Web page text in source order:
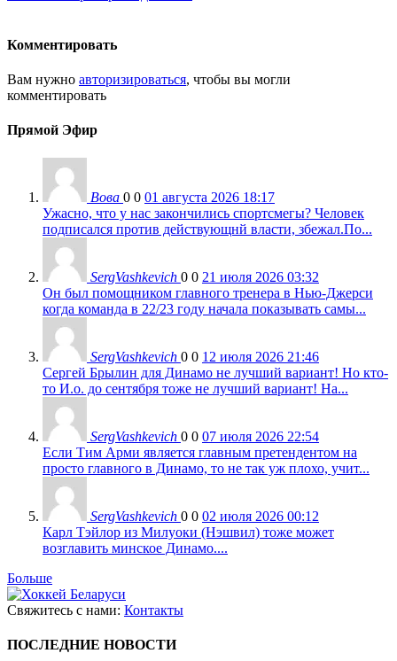
Комментировать
Вам нужно авторизироваться, чтобы вы могли
комментировать
Прямой Эфир
Вова 0 0 01 августа 2026 18:17
Ужасно, что у нас закончились спортсмегы? Человек
подписался против действующнй власти, збежал.По...
SergVashkevich 0 0 21 июля 2026 03:32
Он был помощником главного тренера в Нью-Джерси
когда команда в 22/23 году начала показывать самы...
SergVashkevich 0 0 12 июля 2026 21:46
Сергей Брылин для Динамо не лучший вариант! Но кто-
то И.о. до сентября тоже не лучший вариант! На...
SergVashkevich 0 0 07 июля 2026 22:54
Если Тим Арми является главным претендентом на
просто главного в Динамо, то не так уж плохо, учит...
SergVashkevich 0 0 02 июля 2026 00:12
Карл Тэйлор из Милуоки (Нэшвил) тоже может
возглавить минское Динамо....
Больше
Свяжитесь с нами: Контакты
ПОСЛЕДНИЕ НОВОСТИ